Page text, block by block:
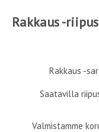
Rakkaus -
Rakkaus -
Saatavilla
Valmistamme